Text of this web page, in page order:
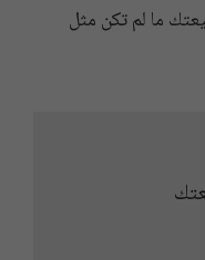
ما لم تكن مثل